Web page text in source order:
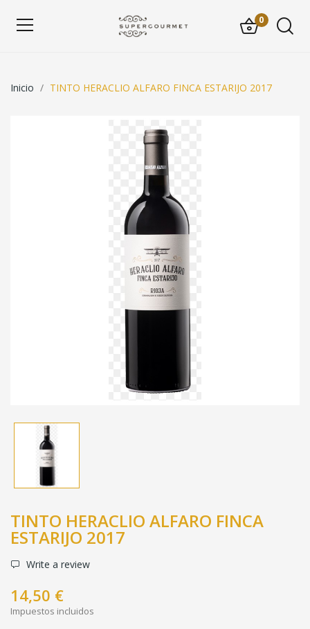
0
Inicio TINTO HERACLIO ALFARO FINCA ESTARIJO 2017
TINTO HERACLIO ALFARO FINCA
ESTARIJO 2017
Write a review
14,50 €
Impuestos incluidos